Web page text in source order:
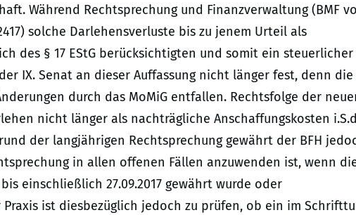
Während Rechtsprechung und Finanzverwaltung (BMF
2417) solche Darlehensverluste bis zu jenem Urteil als
des § 17 EStG berücksichtigten und somit ein steuerlicher
IX. Senat an dieser Auffassung nicht länger fest, denn die
durch das MoMiG entfallen. Rechtsfolge der
nicht länger als nachträgliche Anschaffungskosten
der langjährigen Rechtsprechung gewährt der BFH
in allen offenen Fällen anzuwenden ist, wenn
einschließlich 27.09.2017 gewährt wurde oder
ist diesbezüglich jedoch zu prüfen, ob ein im